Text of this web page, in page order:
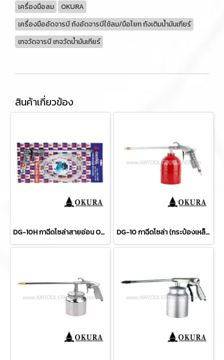
เครื่องมือลม
OKURA
เครื่องมืออัดจารบี ถังอัดจารบีใช้ลม/มือโยก ถังเติมน้ำมันเกียร์
เกจวัดจารบี เกจวัดน้ำมันเกียร์
สินค้าเกี่ยวข้อง
DG-10H กาฉีดโซล่าสายอ่อน OKURA DG-10 กาฉีดโซล่า (กระป๋องเหล็ก) OKURA